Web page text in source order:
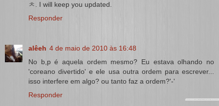
ㅊ. I will keep you updated.
Responder
alêeh 4 de maio de 2010 às 16:48
No b,p é aquela ordem mesmo? Eu estava olhando no
'coreano divertido' e ele usa outra ordem para escrever...
isso interfere em algo? ou tanto faz a ordem?'-'
Responder